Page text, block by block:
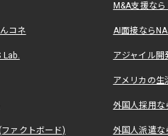
M&A支援な
コネ AI面接なら
Lab. アジャイル
アメリカの
外国人採用
ァクトボード) 外国人派遣な